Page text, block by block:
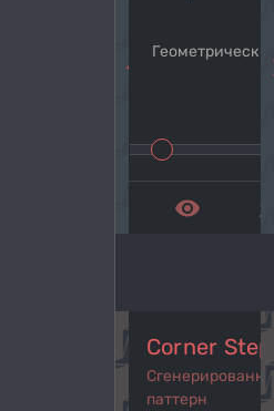
navigate_before
remove_red_eye
Corner
паттерн